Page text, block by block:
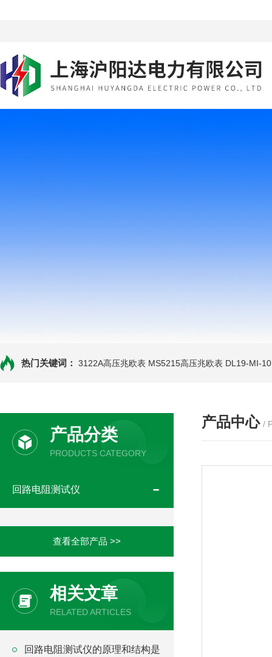
热门关键词： 3122A高压兆欧表 MS5215高压兆欧表 DL19-MI-
产品分类
PRODUCTS CATEGORY
回路电阻测试仪
查看全部产品 >>
相关文章
RELATED ARTICLES
回路电阻测试仪的原理和结构是
产品中心 /